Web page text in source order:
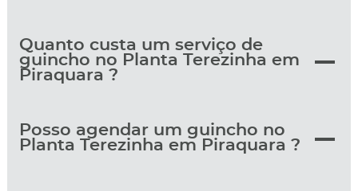
Quanto custa um serviço de
guincho no Planta Terezinha em
Piraquara ?
Posso agendar um guincho no
Planta Terezinha em Piraquara ?